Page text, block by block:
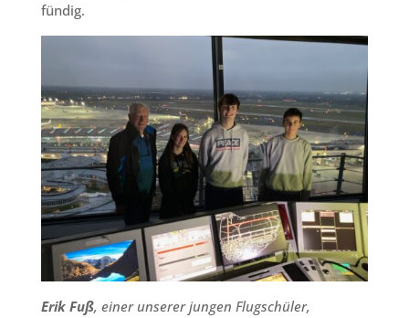
fündig.
Erik Fuß, einer unserer jungen Flugschüler,